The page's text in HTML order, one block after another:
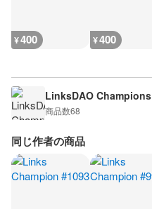
¥400 ¥400
LinksDAO Champions
商品数68
同じ作者の商品